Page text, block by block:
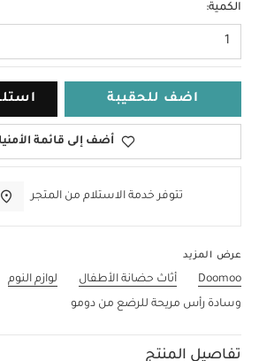
الكمية:
1
اضف للحقيبة
أضف إلى قائمة
تتوفر خدمة الاستلام من المتجر
عرض المزيد
Doomoo أثاث حضانة الأطفال
لوازم النوم
وسادة رأس مريحة للرضع من دومو
تفاصيل المنتج